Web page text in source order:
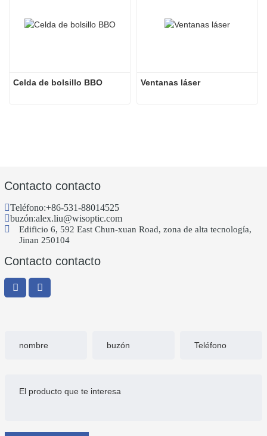
Celda de bolsillo BBO Ventanas láser
Contacto contacto
Teléfono:+86-531-88014525
buzón:alex.liu@wisoptic.com
Edificio 6, 592 East Chun-xuan Road, zona de alta tecnología,
Jinan 250104
Contacto contacto